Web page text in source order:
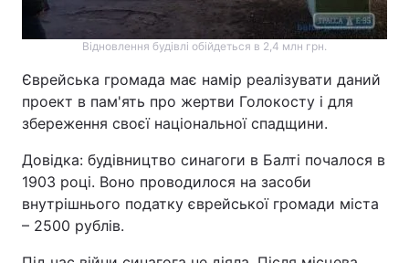
Тема оформлення
Відновлення будівлі обійдеться в 2,4 млн грн.
Єврейська громада має намір реалізувати даний
проект в пам'ять про жертви Голокосту і для
збереження своєї національної спадщини.
Довідка: будівництво синагоги в Балті почалося в
1903 році. Воно проводилося на засоби
внутрішнього податку єврейської громади міста
– 2500 рублів.